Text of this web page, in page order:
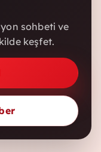
sohbeti ve
keşfet.